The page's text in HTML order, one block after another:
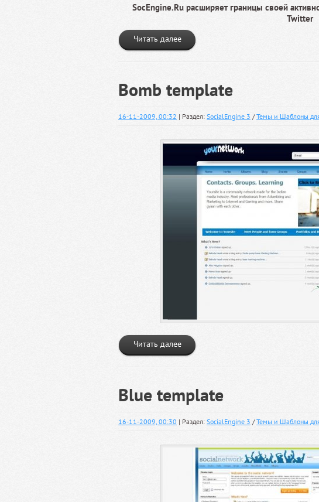
SocEngine.Ru расширяет границы своей
Twitter
Читать далее
Bomb template
16-11-2009, 00:32 | Раздел: SocialEngine 3 /Темы и Шаблоны
Читать далее
Blue template
16-11-2009, 00:30 | Раздел: SocialEngine 3 /Темы и Шаблоны